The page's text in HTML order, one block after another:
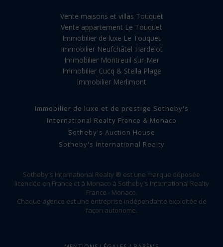
Vente maisons et villas Touquet
Vente appartement Le Touquet
Immobilier de luxe Le Touquet
Immobilier Neufchâtel-Hardelot
Immobilier Montreuil-sur-Mer
Immobilier Cucq & Stella Plage
Immobilier Merlimont
Immobilier de luxe et de prestige Sotheby's
International Realty France & Monaco
Sotheby's Auction House
Sotheby's International Realty
Sotheby's International Realty ® est une marque déposée
licenciée en France et à Monaco à Sotheby's International Realty
France - Monaco.
Chaque agence est une entreprise indépendante exploitée de
façon autonome.